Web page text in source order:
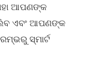
ଆପଣଙ୍କ
ଏବଂ ଆପଣଙ୍କ
ସ୍ମାର୍ଟ